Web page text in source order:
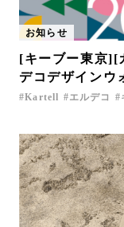
お知らせ
[キーブー東京][
デコデザインウ
Kartell エルデコ